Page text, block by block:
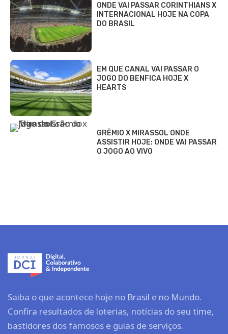
ONDE VAI PASSAR CORINTHIANS X
INTERNACIONAL HOJE NA COPA
DO BRASIL
EM QUE CANAL VAI PASSAR O
JOGO DO BENFICA HOJE X
HEARTS
GRÊMIO X MIRASSOL ONDE
ASSISTIR HOJE: ONDE VAI PASSAR
O JOGO AO VIVO
Saiba o que acontece hoje no Brasil e no Mundo.
Confira resultados de loterias, notícias do seu time,
bastidores dos famosos e guias de serviços.